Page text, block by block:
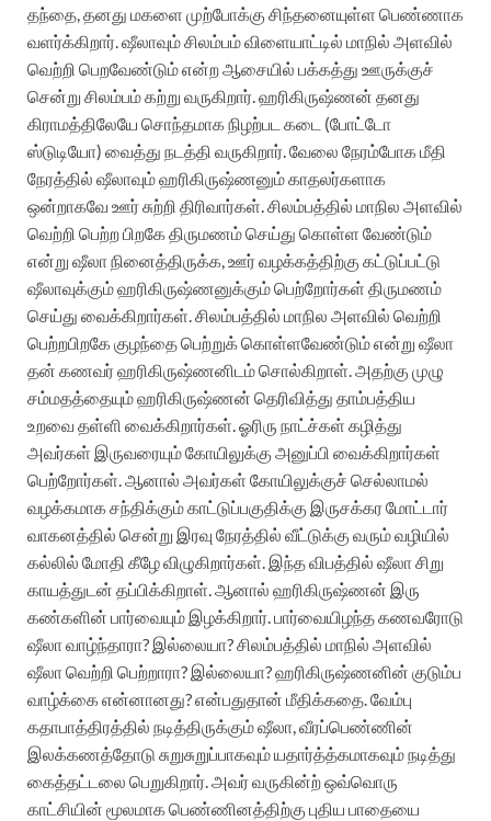
தந்தை, தனது மகளை முற்போக்கு சிந்தனையுள்ள பெண்ணாக
வளர்க்கிறார். ஷீலாவும் சிலம்பம் விளையாட்டில் மாநில் அளவில்
வெற்றி பெறவேண்டும் என்ற ஆசையில் பக்கத்து ஊருக்குச்
சென்று சிலம்பம் கற்று வருகிறார். ஹரிகிருஷ்ணன் தனது
கிராமத்திலேயே சொந்தமாக நிழற்பட கடை (போட்டோ
ஸ்டுடியோ) வைத்து நடத்தி வருகிறார். வேலை நேரம்போக மீதி
நேரத்தில் ஷீலாவும் ஹரிகிருஷ்ணனும் காதலர்களாக
ஒன்றாகவே ஊர் சுற்றி திரிவார்கள். சிலம்பத்தில் மாநில அளவில்
வெற்றி பெற்ற பிறகே திருமணம் செய்து கொள்ள வேண்டும்
என்று ஷீலா நினைத்திருக்க, ஊர் வழக்கத்திற்கு கட்டுப்பட்டு
ஷீலாவுக்கும் ஹரிகிருஷ்ணனுக்கும் பெற்றோர்கள் திருமணம்
செய்து வைக்கிறார்கள். சிலம்பத்தில் மாநில அளவில் வெற்றி
பெற்றபிறகே குழந்தை பெற்றுக் கொள்ளவேண்டும் என்று ஷீலா
தன் கணவர் ஹரிகிருஷ்ணனிடம் சொல்கிறாள். அதற்கு முழு
சம்மதத்தையும் ஹரிகிருஷ்ணன் தெரிவித்து தாம்பத்திய
உறவை தள்ளி வைக்கிறார்கள். ஓரிரு நாட்ச்கள் கழித்து
அவர்கள் இருவரையும் கோயிலுக்கு அனுப்பி வைக்கிறார்கள்
பெற்றோர்கள். ஆனால் அவர்கள் கோயிலுக்குச் செல்லாமல்
வழக்கமாக சந்திக்கும் காட்டுப்பகுதிக்கு இருசக்கர மோட்டார்
வாகனத்தில் சென்று இரவு நேரத்தில் வீட்டுக்கு வரும் வழியில்
கல்லில் மோதி கீழே விழுகிறார்கள். இந்த விபத்தில் ஷீலா சிறு
காயத்துடன் தப்பிக்கிறாள். ஆனால் ஹரிகிருஷ்ணன் இரு
கண்களின் பார்வையும் இழக்கிறார். பார்வையிழந்த கணவரோடு
ஷீலா வாழ்ந்தாரா? இல்லையா? சிலம்பத்தில் மாநில் அளவில்
ஷீலா வெற்றி பெற்றாரா? இல்லையா? ஹரிகிருஷ்ணனின் குடும்ப
வாழ்க்கை என்னானது? என்பதுதான் மீதிக்கதை. வேம்பு
கதாபாத்திரத்தில் நடித்திருக்கும் ஷீலா, வீரப்பெண்ணின்
இலக்கணத்தோடு சுறுசுறுப்பாகவும் யதார்த்த்கமாகவும் நடித்து
கைத்தட்டலை பெறுகிறார். அவர் வருகின்ற் ஒவ்வொரு
காட்சியின் மூலமாக பெண்ணினத்திற்கு புதிய பாதையை